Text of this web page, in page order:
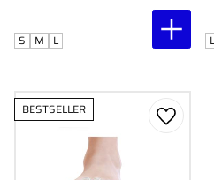
S M L
BESTSELLER
Gem